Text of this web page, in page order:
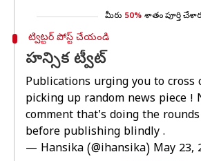
మీరు 50% శాతం పూర్తి
ట్విట్టర్ పోస్ట్ చేయండి
హన్సిక ట్వీట్
Publications urging you to cross
picking up random news piece !
comment that's doing the
before publishing blindly .
— Hansika (@ihansika) May 23,